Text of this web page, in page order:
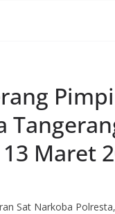
Maret
Sat Narkoba